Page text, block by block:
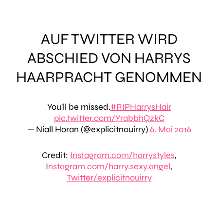
AUF TWITTER WIRD
ABSCHIED VON HARRYS
HAARPRACHT GENOMMEN
You'll be missed.#RIPHarrysHair
pic.twitter.com/YrabbhQzkC
— Niall Horan (@explicitnouirry)6. Mai 2016
Credit: Instagram.com/harrystyles,
Instagram.com/harry.sexy.angel,
Twitter/explicitnouirry